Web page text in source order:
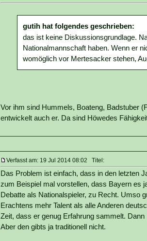
gutih hat folgendes geschrieben:
das ist keine Diskussionsgrundlage.
Nationalmannschaft haben. Wenn er
womöglich vor Mertesacker stehen,
Vor ihm sind Hummels, Boateng, Badstuber
entwickelt auch er. Da sind Höwedes
Verfasst am: 19 Jul 2014 08:02 Titel:
Das Problem ist einfach, dass in den letzten
zum Beispiel mal vorstellen, dass Bayern es
Debatte als Nationalspieler, zu Recht. Umso
Erachtens mehr Talent als alle Anderen
Zeit, dass er genug Erfahrung sammelt.
Aber den gibts ja traditionell nicht.